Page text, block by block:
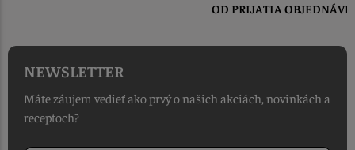
OD PRIJATIA OBJEDNÁVKY
NEWSLETTER
Máte záujem vedieť ako prvý o našich akciách, novinkách a
receptoch?